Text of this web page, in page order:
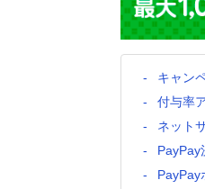
キャン
付与率
ネット
PayPay
PayPay